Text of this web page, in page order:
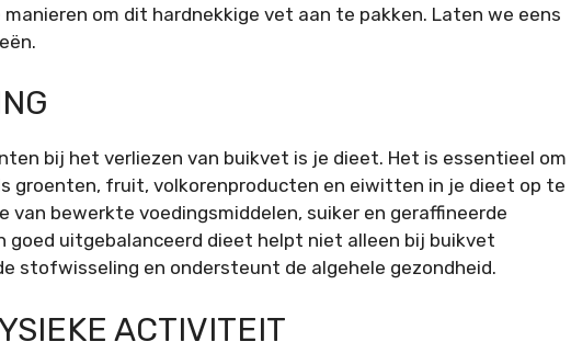
om dit hardnekkige vet aan te pakken. Laten we eens
bij het verliezen van buikvet is je dieet. Het is essentieel om
groenten, fruit, volkorenproducten en eiwitten in je dieet op te
van bewerkte voedingsmiddelen, suiker en geraffineerde
goed uitgebalanceerd dieet helpt niet alleen bij buikvet
stofwisseling en ondersteunt de algehele gezondheid.
ACTIVITEIT